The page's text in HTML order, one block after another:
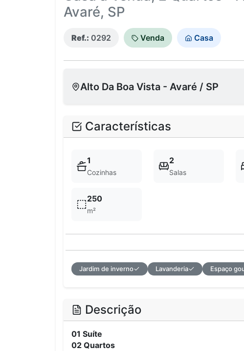
Avaré, SP
Ref.: 0292 Venda Casa
Alto Da Boa Vista - Avaré / SP
Características
1
Cozinhas
2
Salas
250
m²
Jardim de inverno Lavanderia Espaço
Descrição
01 Suíte
02 Quartos